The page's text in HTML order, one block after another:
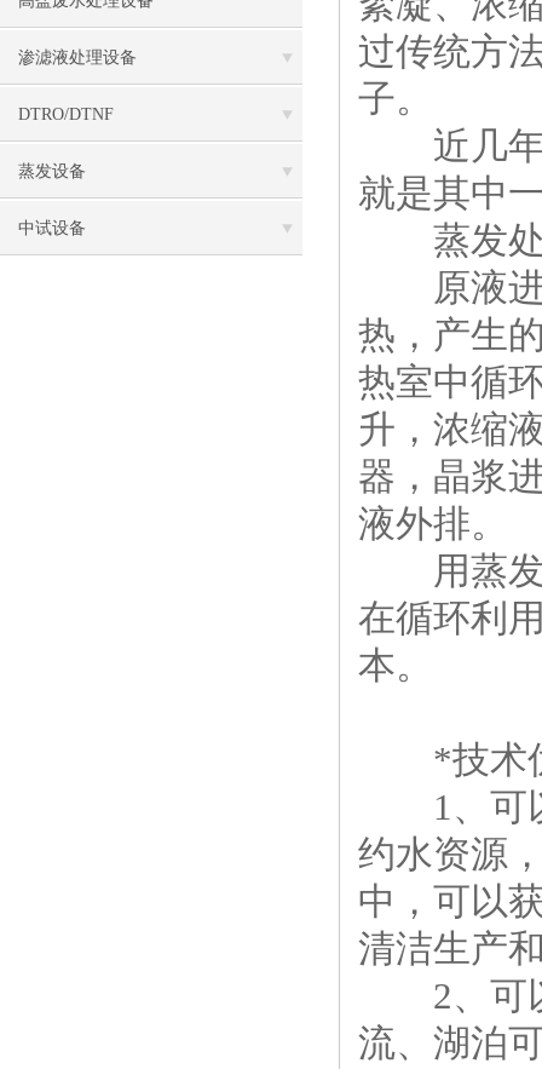
渗滤液处理设备
DTRO/DTNF
蒸发设备
中试设备
过传统方
子。
近几年
就是其中
蒸发处
原液进
热，产生
热室中循
升，浓缩
器，晶浆
液外排。
用蒸发
在循环利
本。
*技术
1、可以
约水资源
中，可以
清洁生产
2、可以
流、湖泊